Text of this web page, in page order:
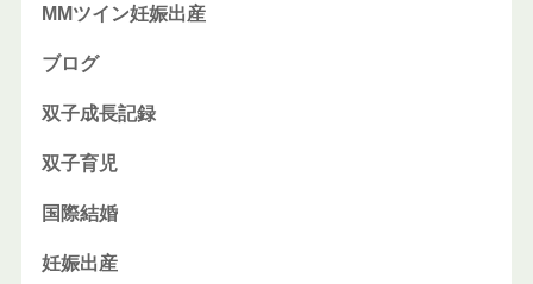
MMツイン妊娠出産
ブログ
双子成長記録
双子育児
国際結婚
妊娠出産